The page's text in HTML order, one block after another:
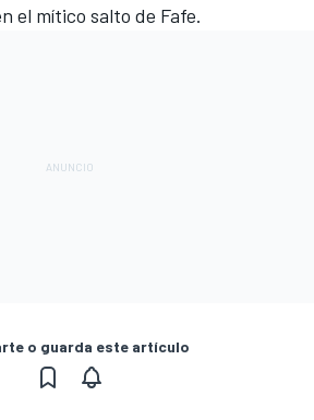
el mítico salto de Fafe.
o guarda este artículo